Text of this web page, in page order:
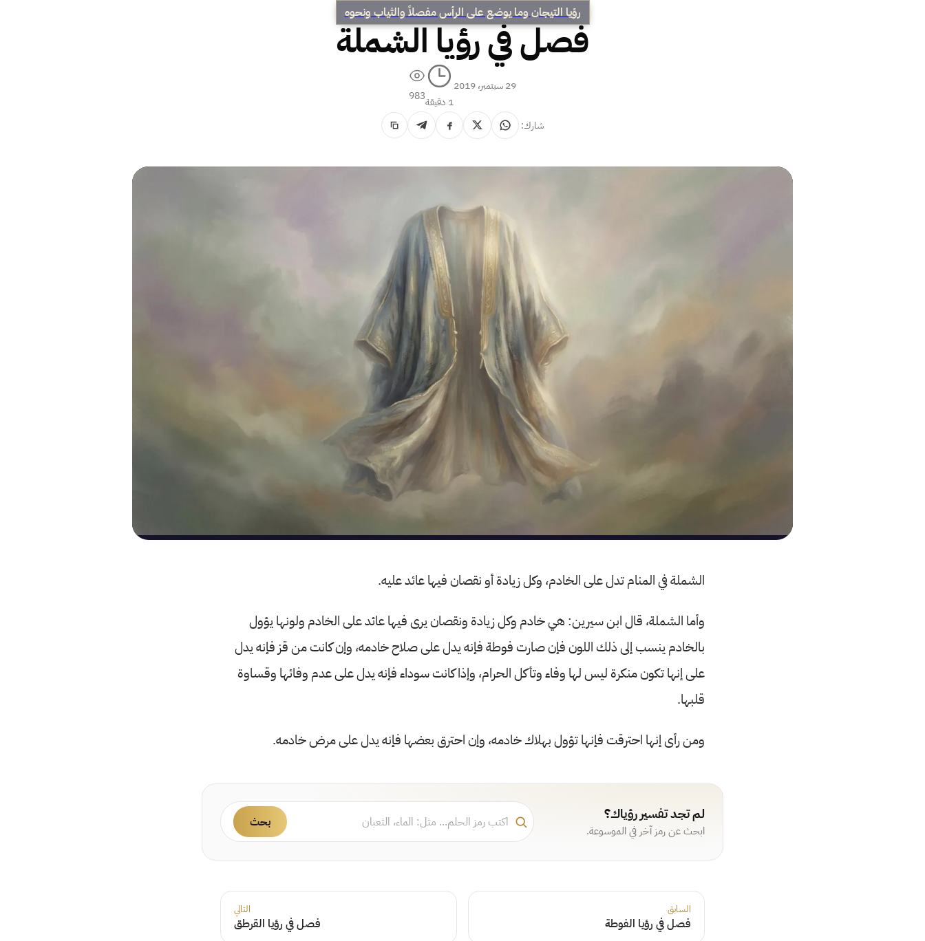
رؤيا التيجان وما يوضع على الرأس مفصلاً والثياب ونحوه
فصل في رؤيا الشملة
29 سبتمبر، 2019
1 دقيقة
983
شارك:
الشملة في المنام تدل على الخادم، وكل زيادة أو نقصان فيها عائد عليه.
وأما الشملة، قال ابن سيرين: هي خادم وكل زيادة ونقصان يرى فيها عائد على الخادم ولونها يؤول
بالخادم ينسب إلى ذلك اللون فإن صارت فوطة فإنه يدل على صلاح خادمه، وإن كانت من قز فإنه يدل
على إنها تكون منكرة ليس لها وفاء وتأكل الحرام، وإذا كانت سوداء فإنه يدل على عدم وفائها وقساوة
قلبها.
ومن رأى إنها احترقت فإنها تؤول بهلاك خادمه، وإن احترق بعضها فإنه يدل على مرض خادمه.
لم تجد تفسير رؤياك؟
ابحث عن رمز آخر في الموسوعة.
بحث
السابق
فصل في رؤيا الفوطة
التالي
فصل في رؤيا القرطق